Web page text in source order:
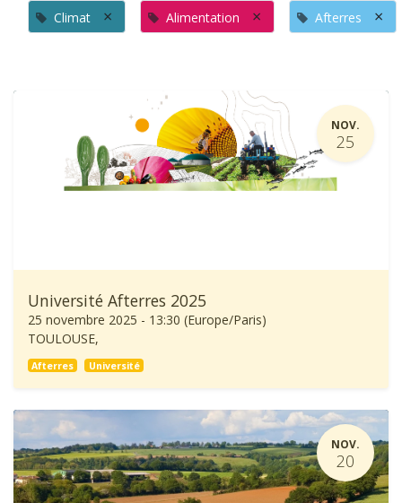
Climat × Alimentation × Afterres ×
NOV.
25
Université Afterres 2025
25 novembre 2025 - 13:30 (Europe/Paris)
TOULOUSE,
Afterres Université
NOV.
20